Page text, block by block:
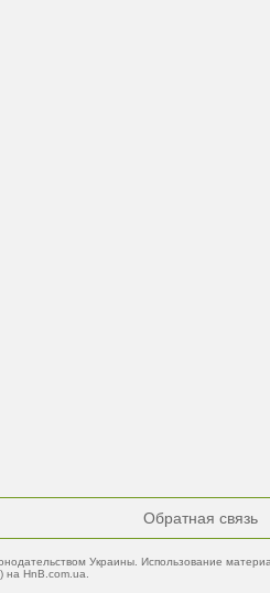
Обратная связь
Украины. Использование
на HnB.com.ua.